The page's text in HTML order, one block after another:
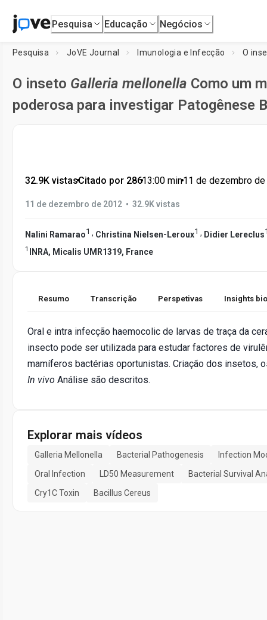
Pesquisa Educação Negócios
Pesquisa JoVE Journal Imunologia e Infecção O
O inseto Galleria mellonella Como um
poderosa para investigar Patogênese
32.9K vistas•Citado por 286•13:00 min•11 de dezembro
11 de dezembro de 2012 • 32.9K vistas
Nalini Ramarao1 , Christina Nielsen-Leroux1 , Didier Lereclus
1 INRA, Micalis UMR1319, France
Resumo Transcrição Perspetivas Insights
Oral e intra infecção haemocolic de larvas de traça da
insecto pode ser utilizada para estudar factores de
mamíferos bactérias oportunistas. Criação dos insetos,
In vivo Análise são descritos.
Explorar mais vídeos
Galleria Mellonella Bacterial Pathogenesis
Infection
Oral Infection
LD50 Measurement
Bacterial Survival
Cry1C Toxin
Bacillus Cereus